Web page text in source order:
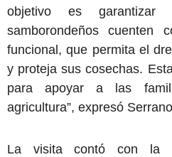
objetivo es garantizar
samborondeños
funcional, que permita el
y proteja sus cosechas.
para apoyar a las
agricultura”, expresó
La visita contó con la